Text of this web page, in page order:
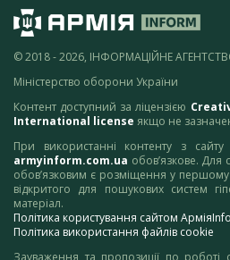
© 2018 - 2026, ІНФОРМАЦІЙНЕ
Міністерство оборони України
Контент доступний за ліцензією
International license якщо не
При використанні контенту з
armyinform.com.ua обов’язкове. Для
обов’язковим є розміщення у першому
відкритого для пошукових систем
матеріал.
Політика користування сайтом
Політика використання файлів cookie
Зауваження та пропозиції по роботі